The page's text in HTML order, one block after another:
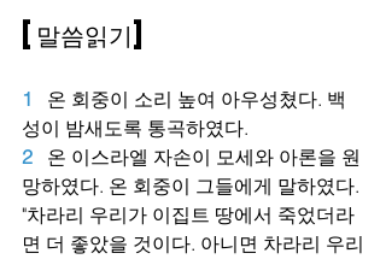
[말씀읽기]
1 온 회중이 소리 높여 아우성쳤다. 백
성이 밤새도록 통곡하였다.
2
온 이스라엘 자손이 모세와 아론을 원
망하였다. 온 회중이 그들에게 말하였다.
"차라리 우리가 이집트 땅에서 죽었더라
면 더 좋았을 것이다. 아니면 차라리 우리